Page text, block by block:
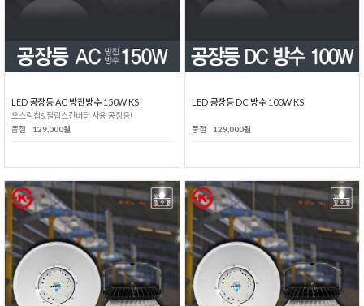
LED 공장등 AC 방진방수 150W KS
오스람칩&필립스컨버터 사용 공장등!
품절
129,000원
LED 공장등 DC 방수 100W KS
품절 129,000원